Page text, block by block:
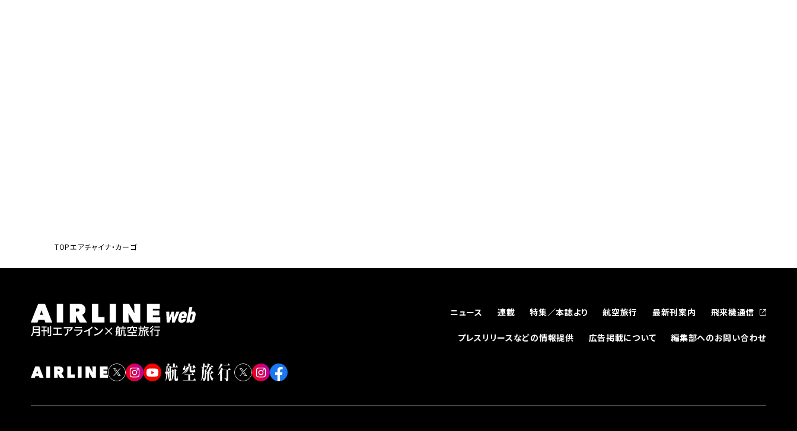
TOPエアチャイナ・カーゴ
ニュース 連載 特集／本誌より 航空旅行 最新刊案内 飛来機通信
プレスリリースなどの情報提供 広告掲載について 編集部へのお問い合わせ